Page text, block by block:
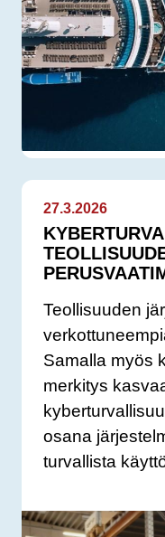
27.3.2026
Teollisuuden
Samalla myös
merkitys
osana
turvallista